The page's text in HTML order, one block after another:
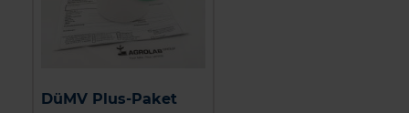
DüMV Plus-Paket